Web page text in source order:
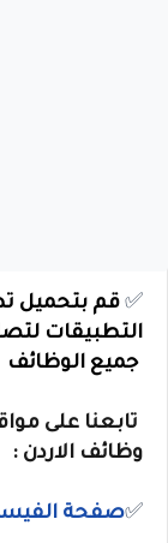
✅ قم بتحميل
التطبيقات
جميع الوظائف
تابعنا على
وظائف الاردن :
✅صفحة